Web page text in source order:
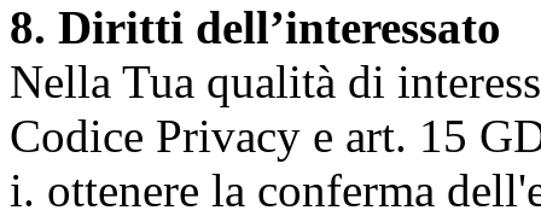
8. Diritti dell’interessato
Nella Tua qualità di
Codice Privacy e art. 15
i. ottenere la conferma